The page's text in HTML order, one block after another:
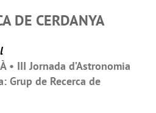
DE CERDANYA
• III Jornada d’Astronomia
Grup de Recerca de